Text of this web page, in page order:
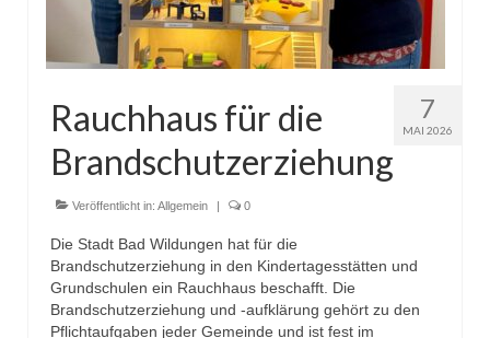
7
MAI 2026
Rauchhaus für die
Brandschutzerziehung
Veröffentlicht in: Allgemein | 0
Die Stadt Bad Wildungen hat für die
Brandschutzerziehung in den Kindertagesstätten und
Grundschulen ein Rauchhaus beschafft. Die
Brandschutzerziehung und -aufklärung gehört zu den
Pflichtaufgaben jeder Gemeinde und ist fest im